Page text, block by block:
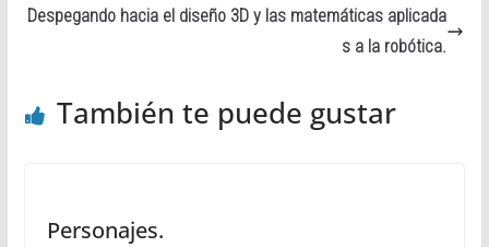
Despegando hacia el diseño 3D y las matemáticas aplicada
s a la robótica.
También te puede gustar
Personajes.